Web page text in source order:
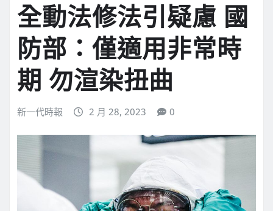
全動法修法引疑慮 國
防部：僅適用非常時
期 勿渲染扭曲
新一代時報 2 月 28, 2023 0